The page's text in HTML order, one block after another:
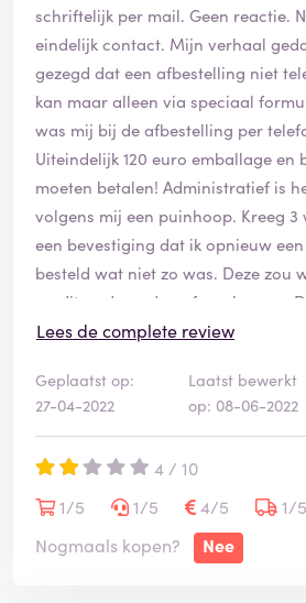
schriftelijk per mail. Geen reactie.
eindelijk contact. Mijn verhaal
gezegd dat een afbestelling niet
kan maar alleen via speciaal
was mij bij de afbestelling per
Uiteindelijk 120 euro emballage en
moeten betalen! Administratief is
volgens mij een puinhoop. Kreeg 3
een bevestiging dat ik opnieuw
besteld wat niet zo was. Deze zou
creditcard worden afgeschreven.
geblokkeerd bij de bank en een
zaken met dit bedrijf! De eigenaar
beweert dat al zou ik het geschil
incassokosten ect in rekening gaat
arrogant kun je zijn!
Lees de complete review
Geplaatst op:
27-04-2022
Laatst bewerkt
op: 08-06-2022
4 / 10
1/5
1/5 4/5
1/5
Nogmaals kopen?
Nee